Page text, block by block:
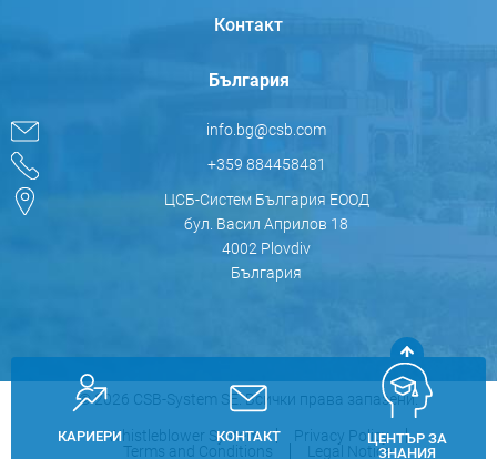
КАРИЕРИ КОНТАКТ
ЦЕНТЪР ЗА
ЗНАНИЯ
Контакт
България
info.bg@csb.com
+359 884458481
ЦСБ-Систем България ЕООД
бул. Васил Априлов 18
4002 Plovdiv
България
© 2026 CSB-System SE. Всички права запазени.
Whistleblower System
Privacy Policy
Terms and Conditions
Legal Notice